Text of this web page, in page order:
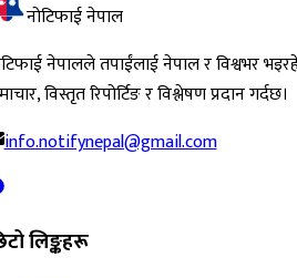
नोटिफाई नेपाल
नेपालले तपाईंलाई नेपाल र विश्वभर
विस्तृत रिपोर्टिङ र विश्लेषण प्रदान गर्दछ।
info.notifynepal@gmail.com
लिङ्कहरू